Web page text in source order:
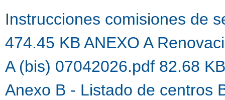
Instrucciones comisiones de
474.45 KB ANEXO A
A (bis) 07042026.pdf 82.68
Anexo B - Listado de centros